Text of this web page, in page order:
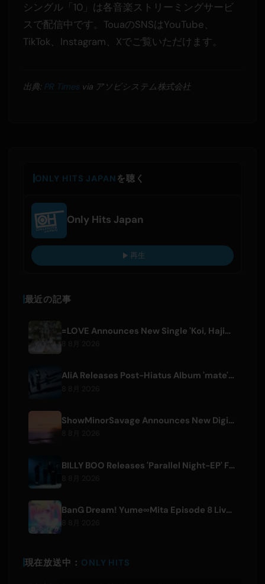
シングル「10」は各音楽ストリーミングサービ
スで配信中です。TouaのSNSはYouTube、
TikTok、Instagram、Xでご覧いただけます。
出典: PR Timesvia アソビシステム株式会社
ONLY HITS JAPAN を聴く
Only Hits Japan
再生
最近の記事
=LOVE Announces New Single 'Koi, Hajimemashita.' and Tokyo Dome Concerts
AliA Releases Post-Hiatus Album 'mate', Announces Tokyo Live
ShowMinorSavage Announces New Digital Single 'Gradation'
BILLY BOO Releases 'Parallel Night-EP' Featuring TV Drama Theme Song
BanG Dream! Yume∞Mita Episode 8 Live Clip Released
現在放送中： ONLY HITS